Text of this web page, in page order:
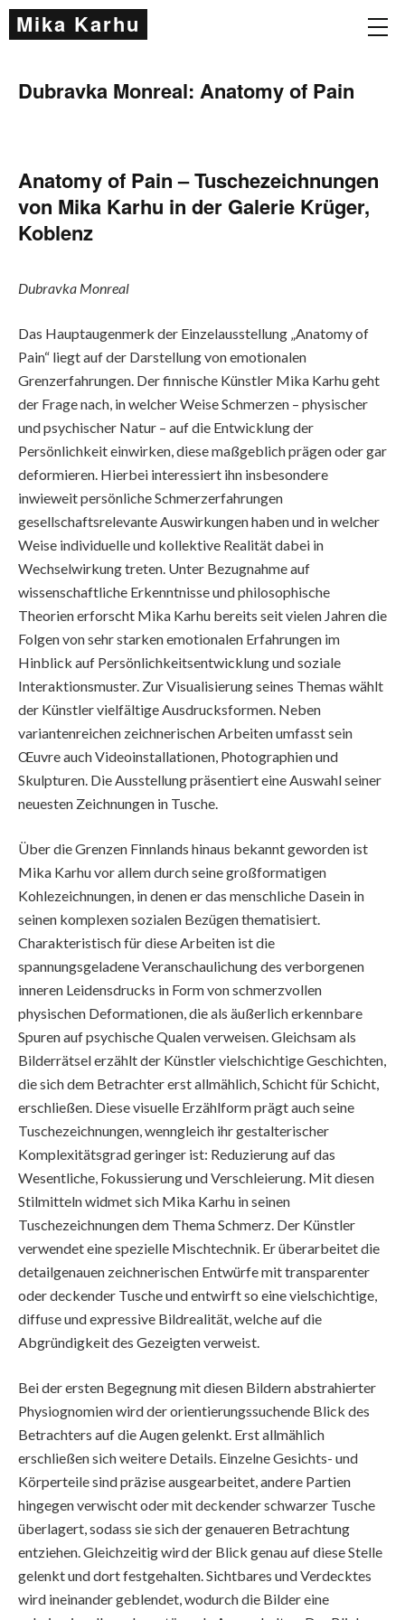
Mika Karhu
Dubravka Monreal: Anatomy of Pain
Anatomy of Pain – Tuschezeichnungen
von Mika Karhu in der Galerie Krüger,
Koblenz
Dubravka Monreal
Das Hauptaugenmerk der Einzelausstellung „Anatomy of
Pain“ liegt auf der Darstellung von emotionalen
Grenzerfahrungen. Der finnische Künstler Mika Karhu geht
der Frage nach, in welcher Weise Schmerzen – physischer
und psychischer Natur – auf die Entwicklung der
Persönlichkeit einwirken, diese maßgeblich prägen oder gar
deformieren. Hierbei interessiert ihn insbesondere
inwieweit persönliche Schmerzerfahrungen
gesellschaftsrelevante Auswirkungen haben und in welcher
Weise individuelle und kollektive Realität dabei in
Wechselwirkung treten. Unter Bezugnahme auf
wissenschaftliche Erkenntnisse und philosophische
Theorien erforscht Mika Karhu bereits seit vielen Jahren die
Folgen von sehr starken emotionalen Erfahrungen im
Hinblick auf Persönlichkeitsentwicklung und soziale
Interaktionsmuster. Zur Visualisierung seines Themas wählt
der Künstler vielfältige Ausdrucksformen. Neben
variantenreichen zeichnerischen Arbeiten umfasst sein
Œuvre auch Videoinstallationen, Photographien und
Skulpturen. Die Ausstellung präsentiert eine Auswahl seiner
neuesten Zeichnungen in Tusche.
Über die Grenzen Finnlands hinaus bekannt geworden ist
Mika Karhu vor allem durch seine großformatigen
Kohlezeichnungen, in denen er das menschliche Dasein in
seinen komplexen sozialen Bezügen thematisiert.
Charakteristisch für diese Arbeiten ist die
spannungsgeladene Veranschaulichung des verborgenen
inneren Leidensdrucks in Form von schmerzvollen
physischen Deformationen, die als äußerlich erkennbare
Spuren auf psychische Qualen verweisen. Gleichsam als
Bilderrätsel erzählt der Künstler vielschichtige Geschichten,
die sich dem Betrachter erst allmählich, Schicht für Schicht,
erschließen. Diese visuelle Erzählform prägt auch seine
Tuschezeichnungen, wenngleich ihr gestalterischer
Komplexitätsgrad geringer ist: Reduzierung auf das
Wesentliche, Fokussierung und Verschleierung. Mit diesen
Stilmitteln widmet sich Mika Karhu in seinen
Tuschezeichnungen dem Thema Schmerz. Der Künstler
verwendet eine spezielle Mischtechnik. Er überarbeitet die
detailgenauen zeichnerischen Entwürfe mit transparenter
oder deckender Tusche und entwirft so eine vielschichtige,
diffuse und expressive Bildrealität, welche auf die
Abgründigkeit des Gezeigten verweist.
Bei der ersten Begegnung mit diesen Bildern abstrahierter
Physiognomien wird der orientierungssuchende Blick des
Betrachters auf die Augen gelenkt. Erst allmählich
erschließen sich weitere Details. Einzelne Gesichts- und
Körperteile sind präzise ausgearbeitet, andere Partien
hingegen verwischt oder mit deckender schwarzer Tusche
überlagert, sodass sie sich der genaueren Betrachtung
entziehen. Gleichzeitig wird der Blick genau auf diese Stelle
gelenkt und dort festgehalten. Sichtbares und Verdecktes
wird ineinander geblendet, wodurch die Bilder eine